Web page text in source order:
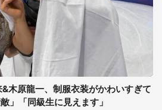
&木原龍一、制服衣装がかわいすぎて
」「同級生に見えます」